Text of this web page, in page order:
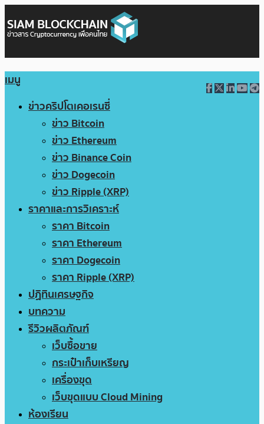
เมนู
ข่าวคริปโตเคอเรนซี่
ข่าว Bitcoin
ข่าว Ethereum
ข่าว Binance Coin
ข่าว Dogecoin
ข่าว Ripple (XRP)
ราคาและการวิเคราะห์
ราคา Bitcoin
ราคา Ethereum
ราคา Dogecoin
ราคา Ripple (XRP)
ปฏิทินเศรษฐกิจ
บทความ
รีวิวผลิตภัณฑ์
เว็บซื้อขาย
กระเป๋าเก็บเหรียญ
เครื่องขุด
เว็บขุดแบบ Cloud Mining
ห้องเรียน